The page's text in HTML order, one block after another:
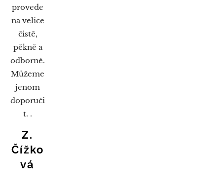
provede
na velice
čistě,
pěkně a
odborně.
Můžeme
jenom
doporuči
t. .
Z.
Čížko
vá